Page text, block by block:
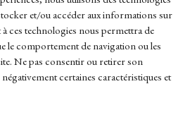
et/ou accéder aux informations sur
ces technologies nous permettra de
le comportement de navigation ou les
Ne pas consentir ou retirer son
certaines caractéristiques et